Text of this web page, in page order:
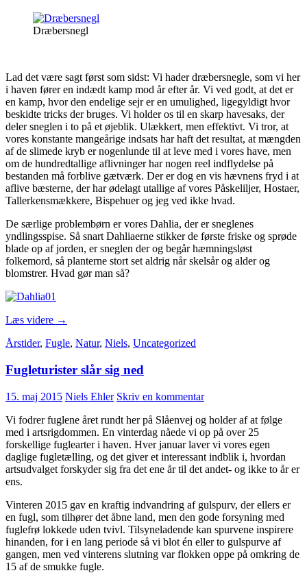
Dræbersnegl
Lad det være sagt først som sidst: Vi hader dræbersnegle, som vi her
i haven fører en indædt kamp mod år efter år. Vi ved godt, at det er
en kamp, hvor den endelige sejr er en umulighed, ligegyldigt hvor
beskidte tricks der bruges. Vi holder os til en skarp havesaks, der
deler sneglen i to på et øjeblik. Ulækkert, men effektivt. Vi tror, at
vores konstante mangeårige indsats har haft det resultat, at mængden
af de slimede kryb er nogenlunde til at leve med i vores have, men
om de hundredtallige aflivninger har nogen reel indflydelse på
bestanden må forblive gætværk. Der er dog en vis hævnens fryd i at
aflive bæsterne, der har ødelagt utallige af vores Påskeliljer, Hostaer,
Tallerkensmækkere, Bispehuer og jeg ved ikke hvad.
De særlige problembørn er vores Dahlia, der er sneglenes
yndlingsspise. Så snart Dahliaerne stikker de første friske og sprøde
blade op af jorden, er sneglen der og begår hæmningsløst
folkemord, så planterne stort set aldrig når skelsår og alder og
blomstrer. Hvad gør man så?
Læs videre Dræbersnegle
et
voldeligt
→
Årstider, Fugle, Natur, Niels, Uncategorized
Fugleturister slår sig ned
15. maj 2015 Niels Ehler Skriv en kommentar
Vi fodrer fuglene året rundt her på Slåenvej og holder af at følge
med i artsrigdommen. En vinterdag nåede vi op på over 25
forskellige fuglearter i haven. Hver januar laver vi vores egen
daglige fugletælling, og det giver et interessant indblik i, hvordan
artsudvalget forskyder sig fra det ene år til det andet- og ikke to år er
ens.
Vinteren 2015 gav en kraftig indvandring af gulspurv, der ellers er
en fugl, som tilhører det åbne land, men den gode forsyning med
fuglefrø lokkede uden tvivl. Tilsyneladende kan spurvene inspirere
hinanden, for i en lang periode så vi blot én eller to gulspurve af
gangen, men ved vinterens slutning var flokken oppe på omkring de
15 af de smukke fugle.